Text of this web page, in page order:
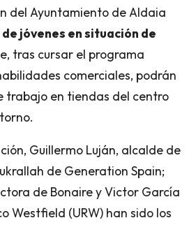
del Ayuntamiento de Aldaia
jóvenes en situación de
tras cursar el programa
comerciales, podrán
trabajo en tiendas del centro
Guillermo Luján, alcalde de
de Generation Spain;
de Bonaire y Victor García
Westfield (URW) han sido los